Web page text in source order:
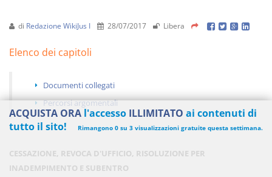
di Redazione WikiJus I 28/07/2017 Libera
Elenco dei capitoli
Documenti collegati
Percorsi argomentali
CESSAZIONE, REVOCA D'UFFICIO, RISOLUZIONE PER
INADEMPIMENTO E SUBENTRO
ACQUISTA ORA l'accesso ILLIMITATO ai contenuti di
tutto il sito!
Rimangono 0 su 3 visualizzazioni gratuite questa settimana.